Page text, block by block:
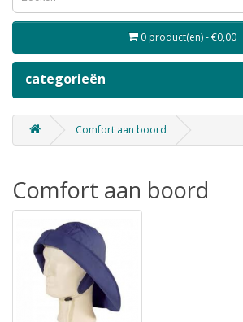
0 product(en) - €0,00
categorieën
Comfort aan boord
Comfort aan boord